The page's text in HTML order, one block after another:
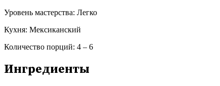
Уровень мастерства: Легко
Кухня: Мексиканский
Количество порций: 4 – 6
Ингредиенты